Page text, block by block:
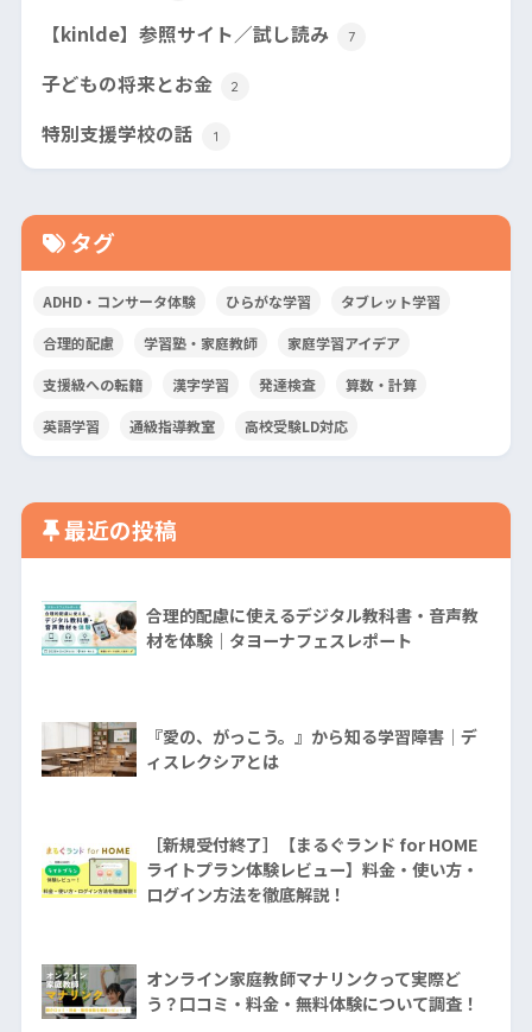
【kinlde】参照サイト／試し読み 7
子どもの将来とお金 2
特別支援学校の話 1
タグ
ADHD・コンサータ体験 ひらがな学習 タブレット学習
合理的配慮 学習塾・家庭教師 家庭学習アイデア
支援級への転籍 漢字学習 発達検査 算数・計算
英語学習 通級指導教室 高校受験LD対応
最近の投稿
合理的配慮に使えるデジタル教科書・音声教
材を体験｜タヨーナフェスレポート
『愛の、がっこう。』から知る学習障害│デ
ィスレクシアとは
［新規受付終了］【まるぐランド for HOME
ライトプラン体験レビュー】料金・使い方・
ログイン方法を徹底解説！
オンライン家庭教師マナリンクって実際ど
う？口コミ・料金・無料体験について調査！